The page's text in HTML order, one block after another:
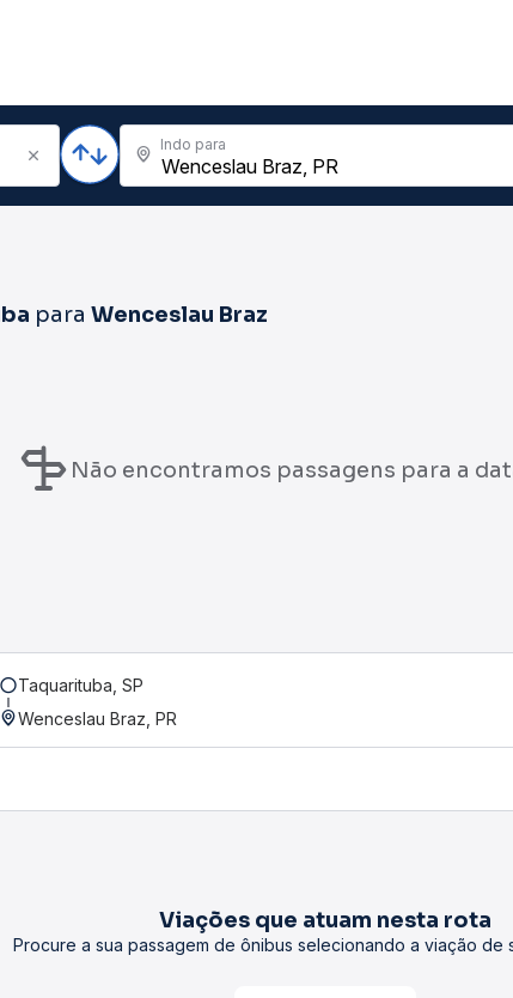
Indo para
para Wenceslau Braz
Não encontramos passagens para a
Taquarituba, SP
Wenceslau Braz, PR
Viações que atuam nesta rota
Procure a sua passagem de ônibus selecionando a viação de